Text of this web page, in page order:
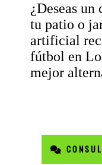
¿Deseas un
tu patio o
artificial
fútbol en
mejor